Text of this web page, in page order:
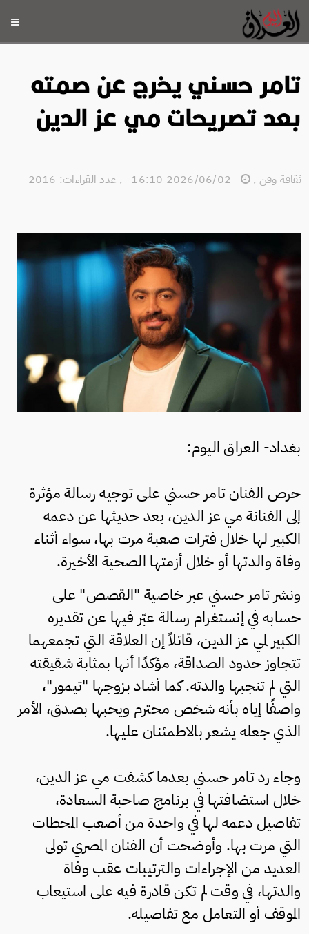
تامر حسني يخرج عن صمته
بعد تصريحات مي عز الدين
ثقافة وفن ,
, عدد القراءات: 2016
بغداد- العراق اليوم:
حرص الفنان تامر حسني على توجيه رسالة مؤثرة
إلى الفنانة مي عز الدين، بعد حديثها عن دعمه
الكبير لها خلال فترات صعبة مرت بها، سواء أثناء
وفاة والدتها أو خلال أزمتها الصحية الأخيرة.
ونشر تامر حسني عبر خاصية "القصص" على
حسابه في إنستغرام رسالة عبّر فيها عن تقديره
الكبير لمي عز الدين، قائلاً إن العلاقة التي تجمعهما
تتجاوز حدود الصداقة، مؤكدًا أنها بمثابة شقيقته
التي لم تنجبها والدته. كما أشاد بزوجها "تيمور"،
واصفًا إياه بأنه شخص محترم ويحبها بصدق، الأمر
الذي جعله يشعر بالاطمئنان عليها.
وجاء رد تامر حسني بعدما كشفت مي عز الدين،
خلال استضافتها في برنامج صاحبة السعادة،
تفاصيل دعمه لها في واحدة من أصعب المحطات
التي مرت بها. وأوضحت أن الفنان المصري تولى
العديد من الإجراءات والترتيبات عقب وفاة
والدتها، في وقت لم تكن قادرة فيه على استيعاب
الموقف أو التعامل مع تفاصيله.